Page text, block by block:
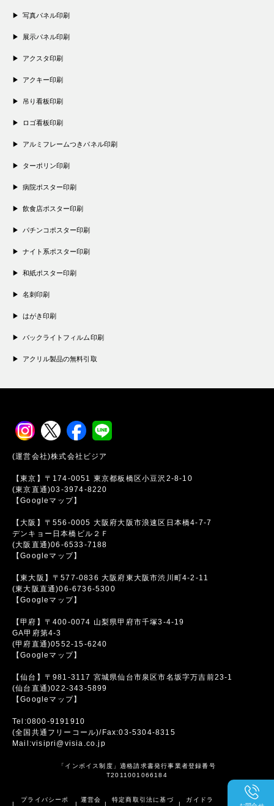
写真パネル印刷
展示パネル印刷
アクスタ印刷
アクキー印刷
吊り看板印刷
ロゴ看板印刷
アルミフレームつきパネル印刷
ターポリン印刷
病院ポスター印刷
飲食店ポスター印刷
パチンコポスター印刷
ナイト系ポスター印刷
和紙ポスター印刷
名刺印刷
はがき印刷
バックライトフィルム印刷
アクリル製品の無料引取
(運営会社)株式会社ビジア
【東京】〒174-0051 東京都板橋区小豆沢2-8-10
(東京直通)03-3974-8220
【Googleマップ】
【大阪】〒556-0005 大阪府大阪市浪速区日本橋4-7-7
デンキョー日本橋ビル２Ｆ
(大阪直通)06-6533-7188
【Googleマップ】
【東大阪】〒577-0836 大阪府東大阪市渋川町4-2-11
(東大阪直通)06-6736-5300
【Googleマップ】
【甲府】〒400-0074 山梨県甲府市千塚3-4-19
GA甲府第4-3
(甲府直通)0552-15-6240
【Googleマップ】
【仙台】〒981-3117 宮城県仙台市泉区市名坂字万吉前23-1
(仙台直通)022-343-5899
【Googleマップ】
Tel:0800-9191910
(全国共通フリーコール)/Fax:03-5304-8315
Mail:visipri@visia.co.jp
「インボイス制度」適格請求書発行事業者登録番号
T2011001066184
|
プライバシーポ
|
運営会
|
特定商取引法に基づ
|
ガイドラ